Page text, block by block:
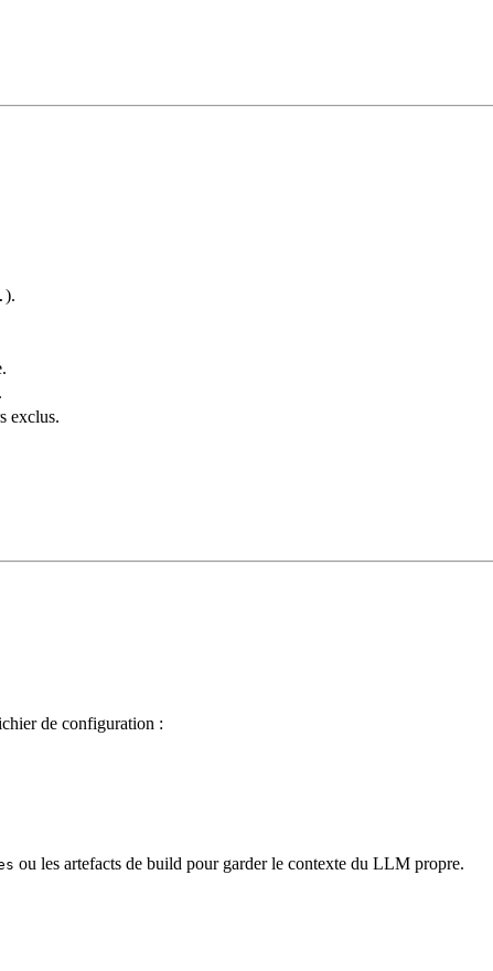
. ).
exclus.
de configuration :
ou les artefacts de build pour garder le contexte du LLM propre.